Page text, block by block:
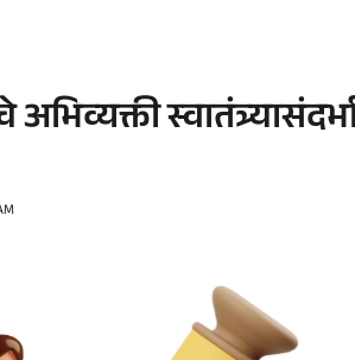
अभिव्यक्ती